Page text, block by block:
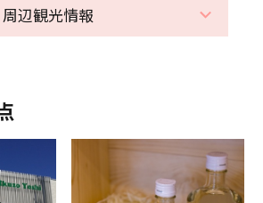
周辺観光情報